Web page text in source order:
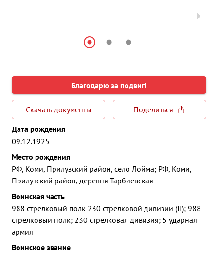
Благодарю за подвиг!
Скачать документы
Поделиться
Дата рождения
09.12.1925
Место рождения
РФ, Коми, Прилузский район, село Лойма; РФ, Коми,
Прилузский район, деревня Тарбиевская
Воинская часть
988 стрелковый полк 230 стрелковой дивизии (II); 988
стрелковый полк; 230 стрелковая дивизия; 5 ударная
армия
Воинское звание